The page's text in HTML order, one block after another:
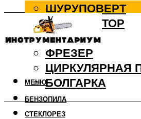
ШУРУПОВЕРТ
ПЕРФОРАТОР
ДРЕЛЬ
ФРЕЗЕР
ЦИРКУЛЯРНАЯ
БОЛГАРКА
БЕНЗОПИЛА
СТЕКЛОРЕЗ
МЕНЮ